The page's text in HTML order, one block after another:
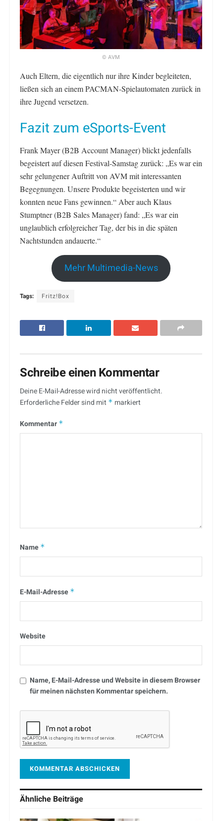
© AVM
Auch Eltern, die eigentlich nur ihre Kinder begleiteten,
ließen sich an einem PACMAN-Spielautomaten zurück in
ihre Jugend versetzen.
Fazit zum eSports-Event
Frank Mayer (B2B Account Manager) blickt jedenfalls
begeistert auf diesen Festival-Samstag zurück: „Es war ein
sehr gelungener Auftritt von AVM mit interessanten
Begegnungen. Unsere Produkte begeisterten und wir
konnten neue Fans gewinnen.“ Aber auch Klaus
Stumptner (B2B Sales Manager) fand: „Es war ein
unglaublich erfolgreicher Tag, der bis in die späten
Nachtstunden andauerte.“
Mehr Multimedia-News
Tags: Fritz!Box
Schreibe einen Kommentar
Deine E-Mail-Adresse wird nicht veröffentlicht.
Erforderliche Felder sind mit * markiert
Kommentar *
Name *
E-Mail-Adresse *
Website
Name, E-Mail-Adresse und Website in diesem Browser
für meinen nächsten Kommentar speichern.
Ähnliche Beiträge